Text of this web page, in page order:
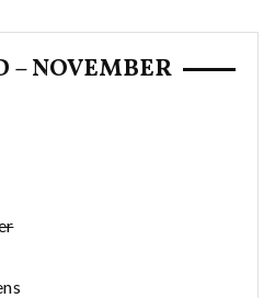
– NOVEMBER